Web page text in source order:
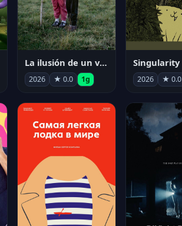
La ilusión de un verano sin fin
2026 ★ 0.0 1g
Singularity
2026 ★ 0.0